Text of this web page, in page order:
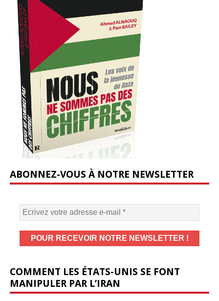
ABONNEZ-VOUS À NOTRE NEWSLETTER
COMMENT LES ÉTATS-UNIS SE FONT
MANIPULER PAR L’IRAN